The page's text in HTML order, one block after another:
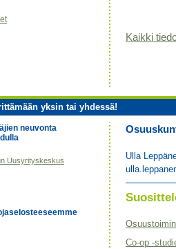
Kaikki
yksin tai yhdessä!
neuvonta
Uusyrityskeskus
Ulla
Co-op -